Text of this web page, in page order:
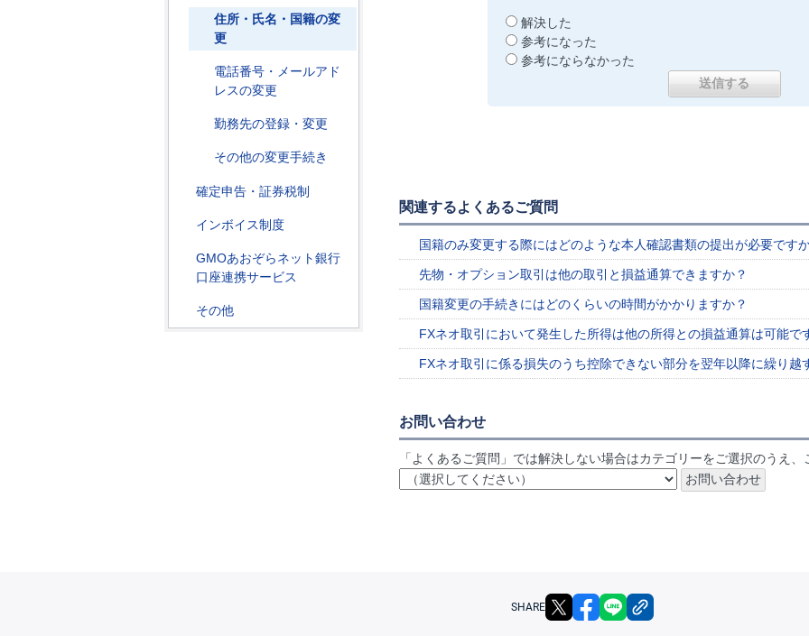
住所・氏名・国籍の変
更
電話番号・メールアド
レスの変更
勤務先の登録・変更
その他の変更手続き
確定申告・証券税制
インボイス制度
GMOあおぞらネット銀行
口座連携サービス
その他
解決した
参考になった
参考にならなかった
関連するよくあるご質問
国籍のみ変更する際にはどのような本人確認書類の提出が必要です
先物・オプション取引は他の取引と損益通算できますか？
国籍変更の手続きにはどのくらいの時間がかかりますか？
FXネオ取引において発生した所得は他の所得との損益通算は可能で
FXネオ取引に係る損失のうち控除できない部分を翌年以降に繰り越
お問い合わせ
「よくあるご質問」では解決しない場合はカテゴリーをご選択のうえ
SHARE X facebook